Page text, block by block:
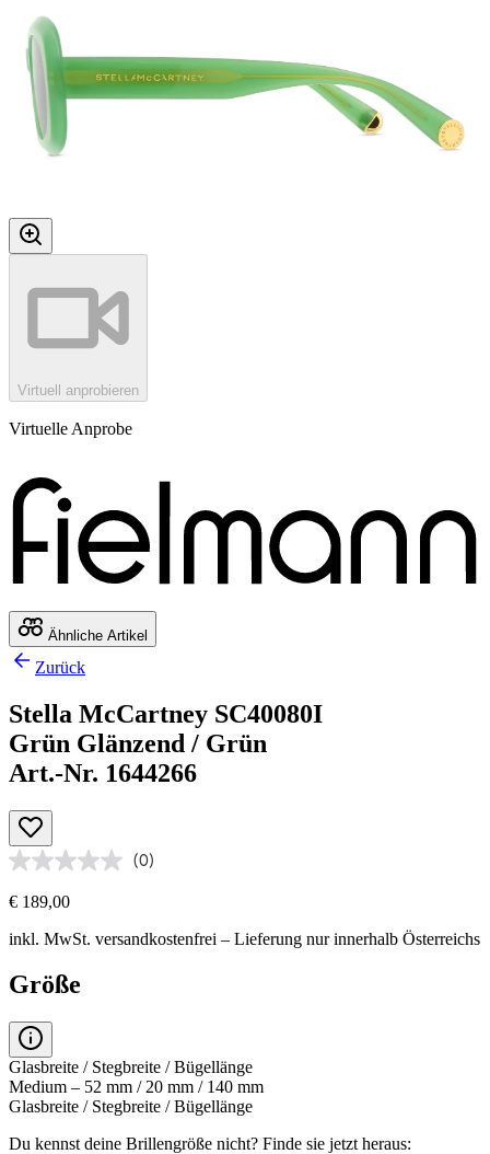
Virtuell anprobieren
Virtuelle Anprobe
Ähnliche Artikel
Zurück
Stella McCartney SC40080I
Grün Glänzend / Grün
Art.-Nr. 1644266
(0)
€ 189,00
inkl. MwSt. versandkostenfrei – Lieferung nur innerhalb Österreichs
Größe
Glasbreite / Stegbreite / Bügellänge
Medium – 52 mm / 20 mm / 140 mm
Glasbreite / Stegbreite / Bügellänge
Du kennst deine Brillengröße nicht? Finde sie jetzt heraus: